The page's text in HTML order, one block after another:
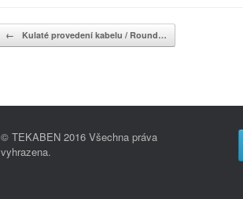
Post navigation
← Kulaté provedení kabelu / Round…
© TEKABEN 2016 Všechna práva
vyhrazena.